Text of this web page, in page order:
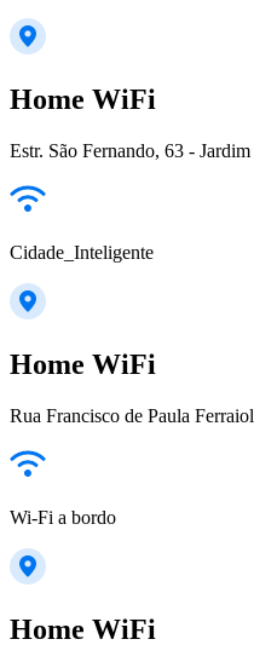
Home WiFi
Estr. São Fernando, 63 -
Cidade_Inteligente
Home WiFi
Rua Francisco de Paula
Wi-Fi a bordo
Home WiFi